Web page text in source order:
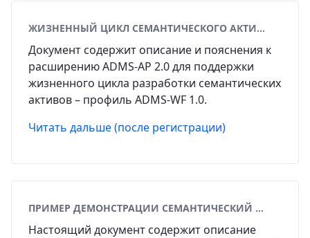
ЖИЗНЕННЫЙ ЦИКЛ СЕМАНТИЧЕСКОГО АКТИВА
Документ содержит описание и пояснения к
расширению ADMS-AP 2.0 для поддержки
жизненного цикла разработки семантических
активов – профиль ADMS-WF 1.0.
Читать дальше (после регистрации)
ПРИМЕР ДЕМОНСТРАЦИИ СЕМАНТИЧЕСКИЙ ИНТЕГРАЦИИ
Настоящий документ содержит описание